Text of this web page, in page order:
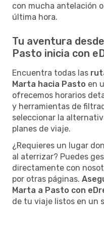
con mucha antelación
última hora.
Tu aventura
Pasto inicia con
Encuentra todas las
Marta hacia Pasto en
ofrecemos horarios
y herramientas de
seleccionar la
planes de viaje.
¿Requieres un lugar
al aterrizar? Puedes
directamente con
por otras páginas.
Marta a Pasto con
de tu viaje listos en un